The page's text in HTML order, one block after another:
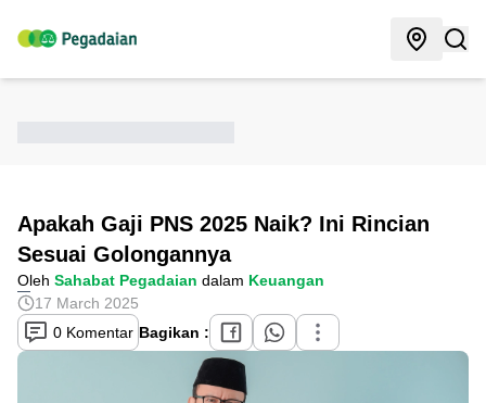
Apakah Gaji PNS 2025 Naik? Ini Rincian
Sesuai Golongannya
Oleh Sahabat Pegadaian dalam Keuangan
17 March 2025
0 Komentar Bagikan :